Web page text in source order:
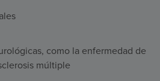
como la enfermedad de
múltiple